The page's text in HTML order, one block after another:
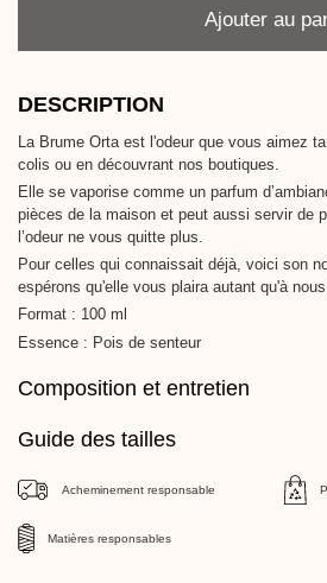
Ajouter au
DESCRIPTION
La Brume Orta est l'odeur que vous aimez
colis ou en découvrant nos boutiques.
Elle se vaporise comme un parfum
pièces de la maison et peut aussi servir de
l’odeur ne vous quitte plus.
Pour celles qui connaissait déjà, voici son
espérons qu'elle vous plaira autant qu'à
Format : 100 ml
Essence : Pois de senteur
Composition et entretien
Guide des tailles
Acheminement responsable
Matières responsables